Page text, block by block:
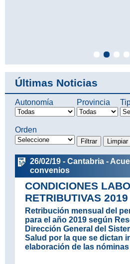
Últimas Noticias
Autonomía Provincia
Orden
26/02/19 - Cantabria -
convenios
CONDICIONES
RETRIBUTIVAS 2019
Retribución mensual del
para el año 2019 según
Dirección General del
Salud por la que se dictan
elaboración de las nóminas